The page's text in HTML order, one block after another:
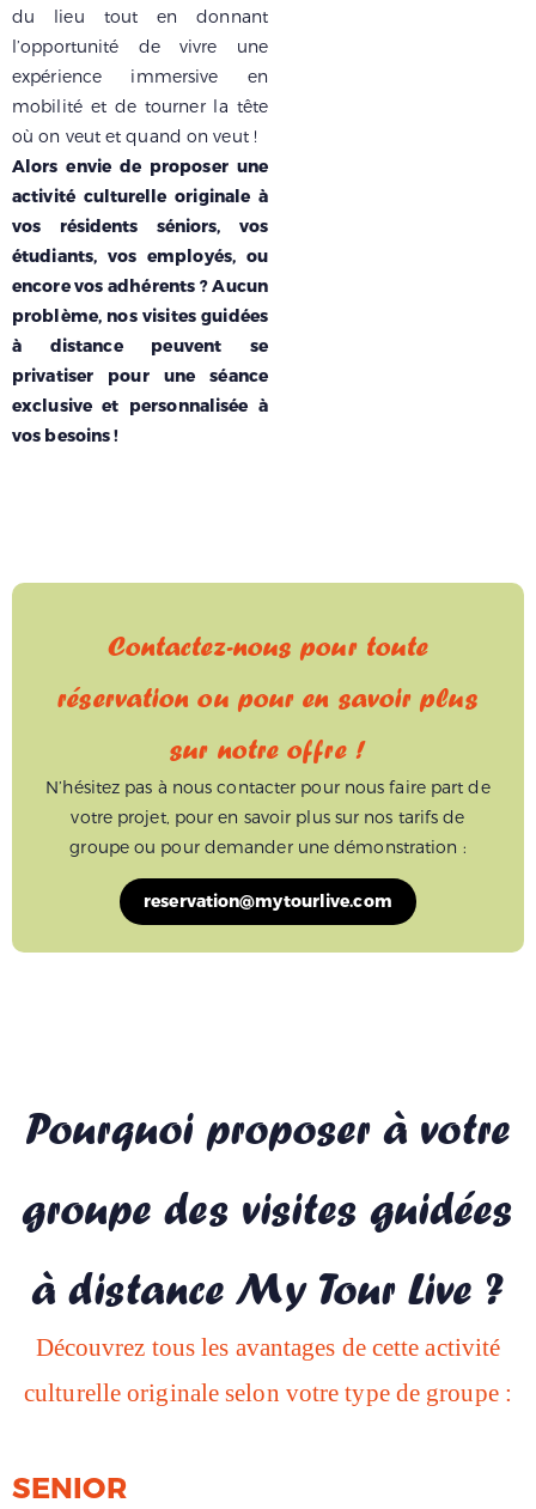
du lieu tout en donnant
l’opportunité de vivre une
expérience immersive en
mobilitéet de tourner la tête
où on veut et quand on veut !
Alors envie de proposer une
activité culturelle originale à
vos résidents séniors, vos
étudiants, vos employés, ou
encore vos adhérents ? Aucun
problème, nos visites guidées
à distance peuvent se
privatiser pour une séance
exclusive et personnalisée à
vos besoins !
Contactez-nous pour toute
réservation ou pour en savoir plus
sur notre offre !
N’hésitez pas à nous contacter pour nous faire part de
votre projet, pour en savoir plus sur nos tarifs de
groupe ou pour demander une démonstration :
reservation@mytourlive.com
Pourquoi proposer à votre
groupe des visites guidées
à distance My Tour Live ?
Découvrez tous les avantages de cette activité
culturelle originale selon votre type de groupe :
SENIOR